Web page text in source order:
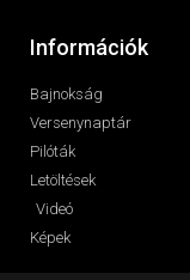
Információk
Bajnokság
Versenynaptár
Pilóták
Letöltések
Videó
Képek